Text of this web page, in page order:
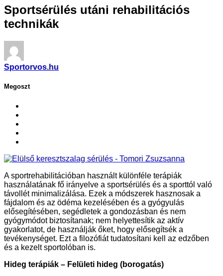
Sportsérülés utáni rehabilitációs
technikák
Sportorvos.hu
Megoszt
A sportrehabilitációban használt különféle terápiák
használatának fő irányelve a sportsérülés és a sporttól való
távollét minimalizálása. Ezek a módszerek hasznosak a
fájdalom és az ödéma kezelésében és a gyógyulás
elősegítésében, segédletek a gondozásban és nem
gyógymódot biztosítanak; nem helyettesítik az aktív
gyakorlatot, de használják őket, hogy elősegítsék a
tevékenységet. Ezt a filozófiát tudatosítani kell az edzőben
és a kezelt sportolóban is.
Hideg terápiák – Felületi hideg (borogatás)